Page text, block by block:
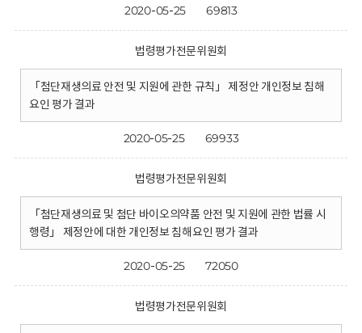
2020-05-25 69813
법령평가전문위원회
「첨단재생의료 안전 및 지원에 관한 규칙」 제정안 개인정보 침해
요인 평가 결과
2020-05-25 69933
법령평가전문위원회
「첨단재생의료 및 첨단 바이오의약품 안전 및 지원에 관한 법률 시
행령」 제정안에 대한 개인정보 침해요인 평가 결과
2020-05-25 72050
법령평가전문위원회